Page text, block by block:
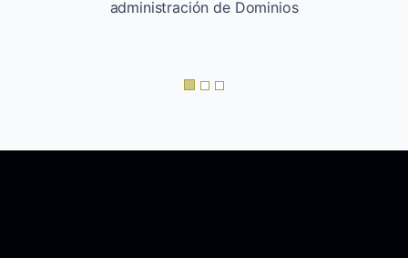
administración de Dominios